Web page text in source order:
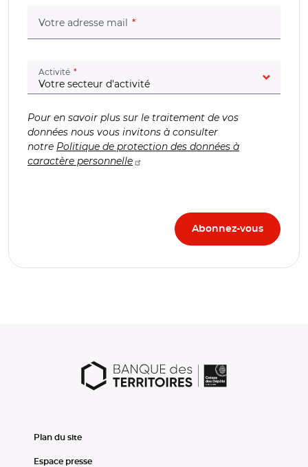
Votre adresse mail (champ obligatoire)
Activité (champ obligatoire)
Pour en savoir plus sur le traitement de vos
données nous vous invitons à consulter
notre Politique de protection des données à
caractère personnelle
Plan du site
Espace presse